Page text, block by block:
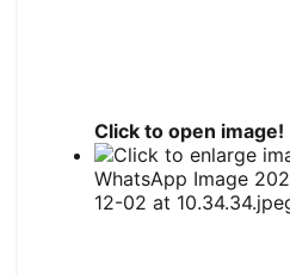
Click to open image!